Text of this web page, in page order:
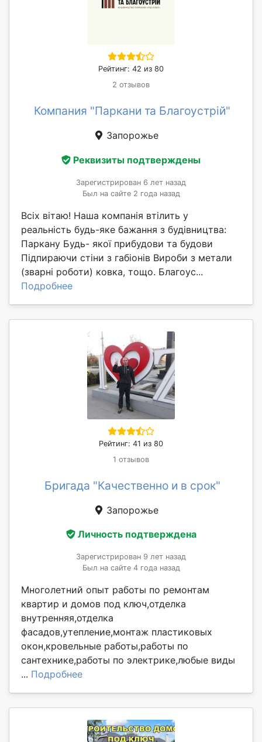
Рейтинг: 42 из 80
2 отзывов
Компания "Паркани та Благоустрій"
Запорожье
Реквизиты подтверждены
Зарегистрирован 6 лет назад
Был на сайте 2 года назад
Всіх вітаю! Наша компанія втілить у
реальність будь-яке бажання з будівництва:
Паркану Будь- якої прибудови та будови
Підпираючи стіни з габіонів Вироби з метали
(зварні роботи) ковка, тощо. Благоус...
Подробнее
Рейтинг: 41 из 80
1 отзывов
Бригада "Качественно и в срок"
Запорожье
Личность подтверждена
Зарегистрирован 9 лет назад
Был на сайте 4 года назад
Многолетний опыт работы по ремонтам
квартир и домов под ключ,отделка
внутренняя,отделка
фасадов,утепление,монтаж пластиковых
окон,кровельные работы,работы по
сантехнике,работы по электрике,любые виды
... Подробнее